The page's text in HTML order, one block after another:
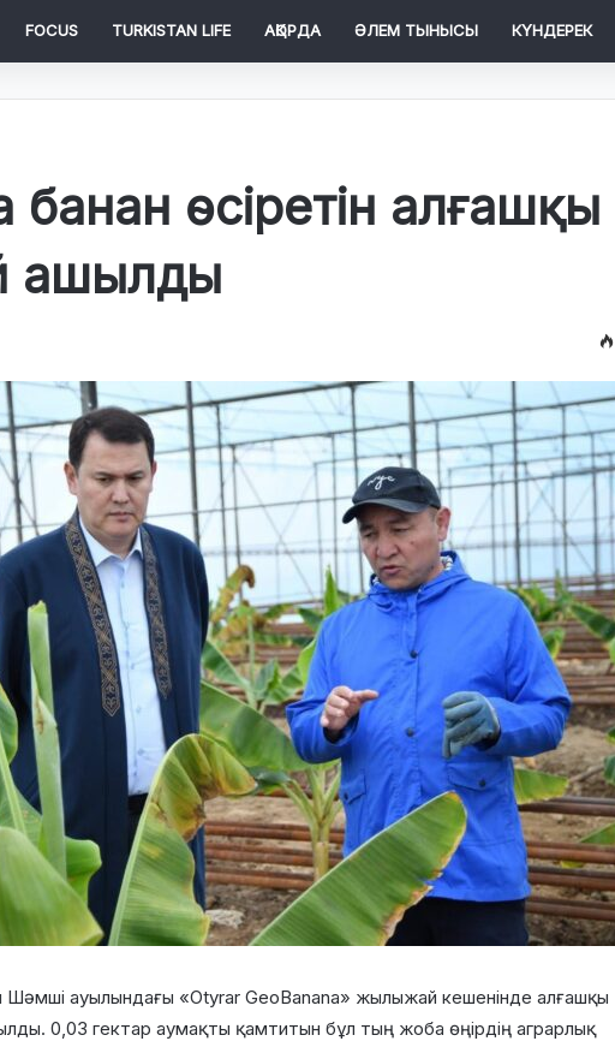
FOCUS TURKISTAN LIFE АҚОРДА ӘЛЕМ ТЫНЫСЫ КҮНДЕРЕК
өсіретін алғашқы
ашылды
ауылындағы «Otyrar GeoBanana» жылыжай кешенінде алғашқы
0,03 гектар аумақты қамтитын бұл тың жоба өңірдің аграрлық